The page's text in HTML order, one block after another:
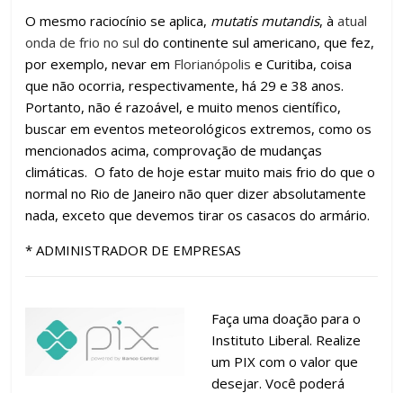
O mesmo raciocínio se aplica, mutatis mutandis, àatual
onda de frio no sul do continente sul americano, que fez,
por exemplo, nevar em Florianópolis e Curitiba, coisa
que não ocorria, respectivamente, há 29 e 38 anos.
Portanto, não é razoável, e muito menos científico,
buscar em eventos meteorológicos extremos, como os
mencionados acima, comprovação de mudanças
climáticas. O fato de hoje estar muito mais frio do que o
normal no Rio de Janeiro não quer dizer absolutamente
nada, exceto que devemos tirar os casacos do armário.
* ADMINISTRADOR DE EMPRESAS
Faça uma doação para o
Instituto Liberal. Realize
um PIX com o valor que
desejar. Você poderá